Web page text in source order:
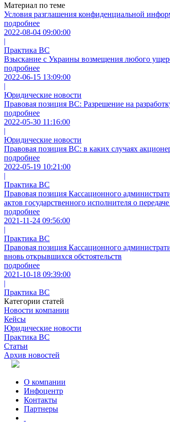
Материал по теме
Условия разглашения конфиденциальной
подробнее
2022-08-04 09:00:00
|
Практика ВС
Взыскание с Украины возмещения любого
подробнее
2022-06-15 13:09:00
|
Юридические новости
Правовая позиция ВС: Разрешение на
подробнее
2022-05-30 11:16:00
|
Юридические новости
Правовая позиция ВС: в каких случаях
подробнее
2022-05-19 10:21:00
|
Практика ВС
Правовая позиция Кассационного
актов государственного исполнителя о
подробнее
2021-11-24 09:56:00
|
Практика ВС
Правовая позиция Кассационного
вновь открывшихся обстоятельств
подробнее
2021-10-18 09:39:00
|
Практика ВС
Категории статей
Новости компании
Кейсы
Юридические новости
Практика ВС
Статьи
Архив новостей
О компании
Инфоцентр
Контакты
Партнеры